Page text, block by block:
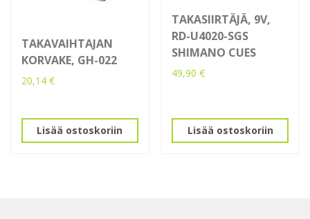
TAKAVAIHTAJAN
KORVAKE, GH-022
20,14 €
Lisää ostoskoriin
TAKASIIRTÄJÄ, 9V,
RD-U4020-SGS
SHIMANO CUES
49,90€
Lisää ostoskoriin